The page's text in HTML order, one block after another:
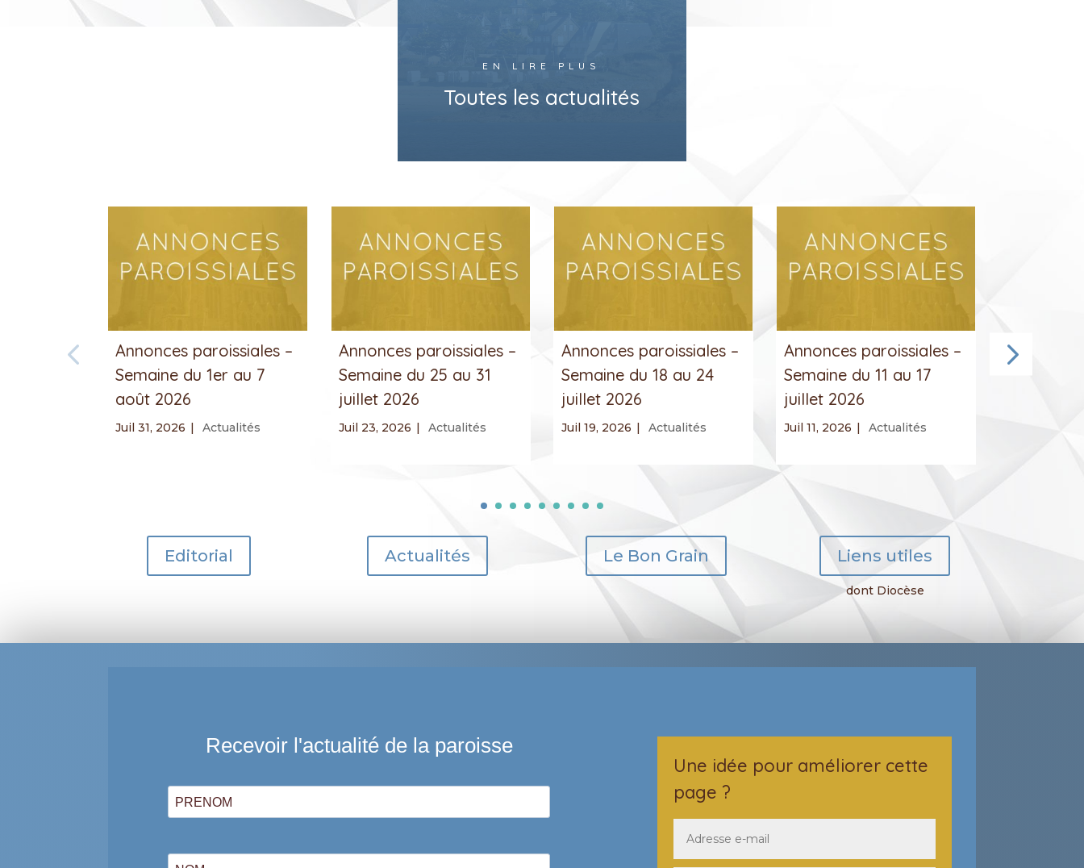
EN LIRE PLUS
Toutes les actualités
Annonces paroissiales –
Semaine du 1er au 7
août 2026
Juil 31, 2026 | Actualités
Annonces paroissiales –
Semaine du 25 au 31
juillet 2026
Juil 23, 2026 | Actualités
Annonces paroissiales –
Semaine du 18 au 24
juillet 2026
Juil 19, 2026 | Actualités
Annonces paroissiales –
Semaine du 11 au 17
juillet 2026
Juil 11, 2026 | Actualités
Editorial Actualités Le Bon Grain Liens utiles
dont Diocèse
Une idée pour améliorer cette
page ?